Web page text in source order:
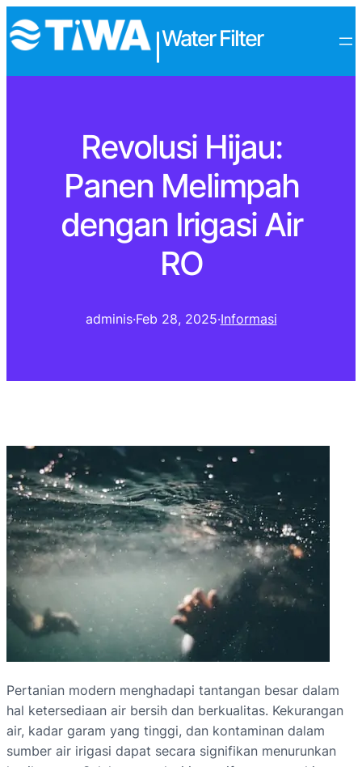
Water Filter
Revolusi Hijau:
Panen Melimpah
dengan Irigasi Air
RO
adminis·Feb 28, 2025·Informasi
Pertanian modern menghadapi tantangan besar dalam
hal ketersediaan air bersih dan berkualitas. Kekurangan
air, kadar garam yang tinggi, dan kontaminan dalam
sumber air irigasi dapat secara signifikan menurunkan